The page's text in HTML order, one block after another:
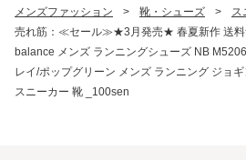
メンズファッション
> 靴・シューズ > ス
売れ筋：≪セール≫★3月発売★ 春夏新作 送料
balance メンズ ランニングシューズ NB
レイ/ポップグリーン メンズ ランニング ジョ
スニーカー 靴 _100sen